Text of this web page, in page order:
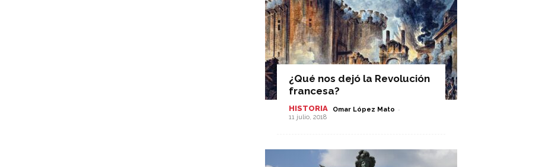
¿Qué nos dejó la Revolución
francesa?
HISTORIA Omar López Mato -
11 julio, 2018